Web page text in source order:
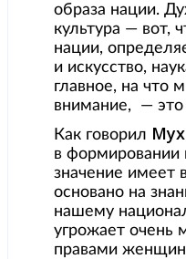
образа нации.
культура — вот,
нации,
и искусство,
главное, на
внимание, — это
Как говорил
в формировании
значение имеет
основано на
нашему
угрожает очень
правами